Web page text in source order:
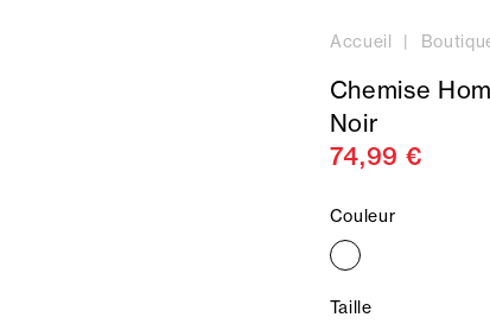
Accueil
Chemise
Noir
74,99 €
Couleur
Taille